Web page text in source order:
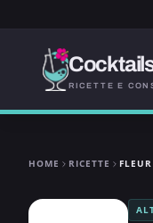
RICETTE E
HOME RICETTE